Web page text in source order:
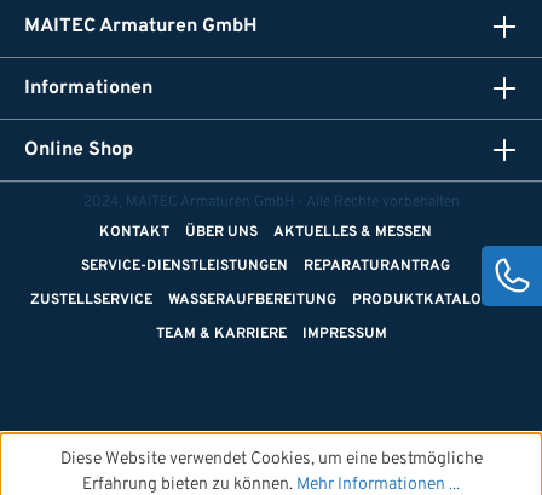
MAITEC Armaturen GmbH
Informationen
Online Shop
2024, MAITEC Armaturen GmbH - Alle Rechte vorbehalten
KONTAKT
ÜBER UNS
AKTUELLES & MESSEN
SERVICE-DIENSTLEISTUNGEN
REPARATURANTRAG
ZUSTELLSERVICE
WASSERAUFBEREITUNG
PRODUKTKATALOGE
TEAM & KARRIERE
IMPRESSUM
Diese Website verwendet Cookies, um eine bestmögliche
Erfahrung bieten zu können. Mehr Informationen ...